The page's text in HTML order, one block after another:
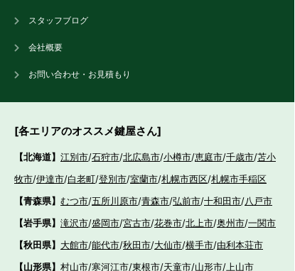
スタッフブログ
会社概要
お問い合わせ・お見積もり
[各エリアのオススメ鍵屋さん]
【北海道】 江別市/石狩市/北広島市/小樽市/恵庭市/千歳市/苫小
牧市/伊達市/白老町/登別市/室蘭市/札幌市西区/札幌市手稲区
【青森県】 むつ市/五所川原市/青森市/弘前市/十和田市/八戸市
【岩手県】 滝沢市/盛岡市/宮古市/花巻市/北上市/奥州市/一関市
【秋田県】 大館市/能代市/秋田市/大仙市/横手市/由利本荘市
【山形県】 村山市/寒河江市/東根市/天童市/山形市/ 上山市